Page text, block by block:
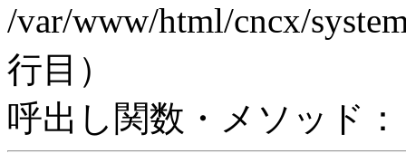
/var/www/html/cncx/
行目）
呼出し関数・メソッド：